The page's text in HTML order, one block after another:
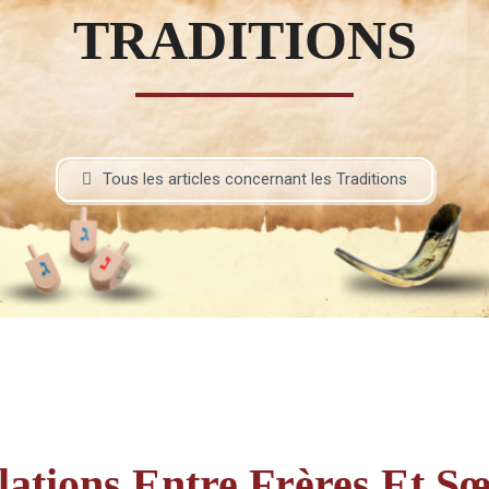
Fraternelle
–
TRADITIONS
Tous les articles concernant les Traditions